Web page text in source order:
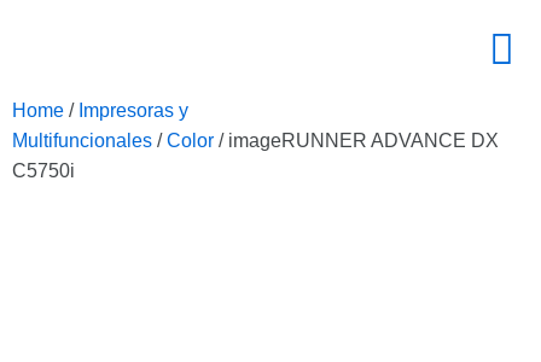
Home / Impresoras y
Multifuncionales /Color / imageRUNNER ADVANCE DX
C5750i